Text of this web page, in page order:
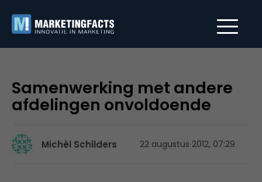
Samenwerking met andere
afdelingen onvoldoende
Michèl Schilders 22 augustus 2012, 07:29